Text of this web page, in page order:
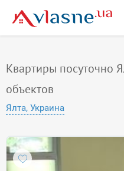
Квартиры посуточно
объектов
Ялта, Украина